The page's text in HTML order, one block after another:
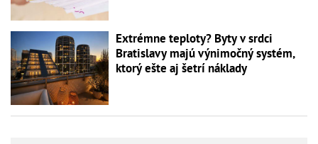
Extrémne teploty? Byty v srdci
Bratislavy majú výnimočný systém,
ktorý ešte aj šetrí náklady